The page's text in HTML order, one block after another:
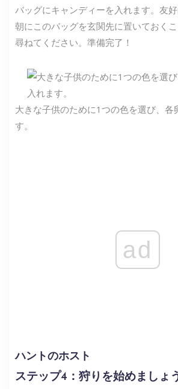
バッグにキャンディーを入れます。友
朝にこのバッグを玄関先に置いておく
尋ねてください。準備完了！
大きな子供のために1つの色を選び、各
す。
ad
ハントのホスト
ステップ4：狩りを始めましょ